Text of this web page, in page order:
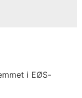
i EØS-